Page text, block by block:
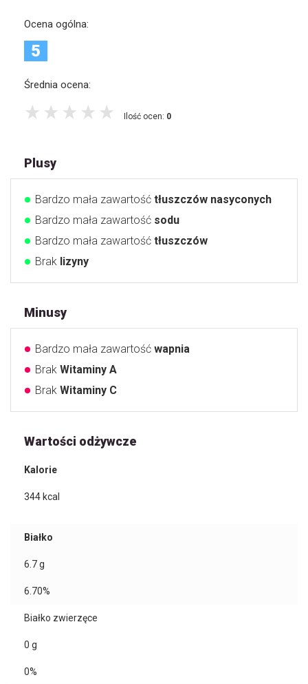
Ocena ogólna:
5
Średnia ocena:
Ilość ocen: 0
Plusy
Bardzo mała zawartość tłuszczów nasyconych
Bardzo mała zawartość sodu
Bardzo mała zawartość tłuszczów
Brak lizyny
Minusy
Bardzo mała zawartość wapnia
Brak Witaminy A
Brak Witaminy C
Wartości odżywcze
Kalorie
344 kcal
Białko
6.7g
6.70%
Białko zwierzęce
0 g
0%